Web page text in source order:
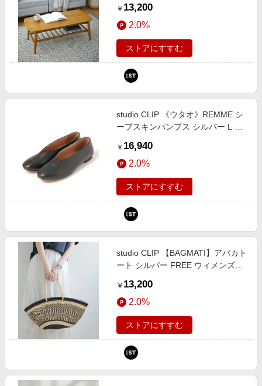
クリップ 606390 and ST アンドエ
スティ（旧ドットエスティ）
￥ 13,200
2.0%
ストアにすすむ
studio CLIP 《ウタオ》REMME シ
ープスキンパンプス シルバー L ス
149545 and ST アンドエスティ
（旧ドットエスティ）
￥ 16,940
2.0%
ストアにすすむ
studio CLIP 【BAGMATI】アバカト
ート シルバー FREE ウィメンズグ
ST アンドエスティ（旧ドットエス
ティ）
￥ 13,200
2.0%
ストアにすすむ